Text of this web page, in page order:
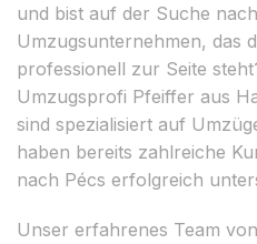
und bist auf der Suche
Umzugsunternehmen, das
professionell zur Seite
Umzugsprofi Pfeiffer aus
sind spezialisiert auf
haben bereits zahlreiche
nach Pécs erfolgreich
Unser erfahrenes Team